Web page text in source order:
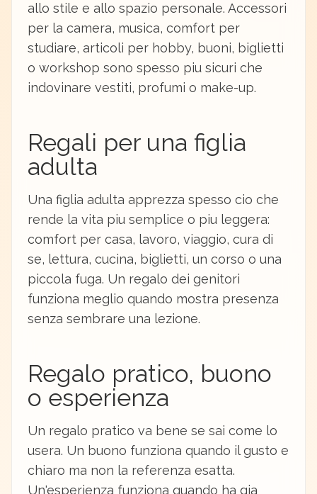
allo stile e allo spazio personale. Accessori
per la camera, musica, comfort per
studiare, articoli per hobby, buoni, biglietti
o workshop sono spesso piu sicuri che
indovinare vestiti, profumi o make-up.
Regali per una figlia
adulta
Una figlia adulta apprezza spesso cio che
rende la vita piu semplice o piu leggera:
comfort per casa, lavoro, viaggio, cura di
se, lettura, cucina, biglietti, un corso o una
piccola fuga. Un regalo dei genitori
funziona meglio quando mostra presenza
senza sembrare una lezione.
Regalo pratico, buono
o esperienza
Un regalo pratico va bene se sai come lo
usera. Un buono funziona quando il gusto e
chiaro ma non la referenza esatta.
Un'esperienza funziona quando ha gia